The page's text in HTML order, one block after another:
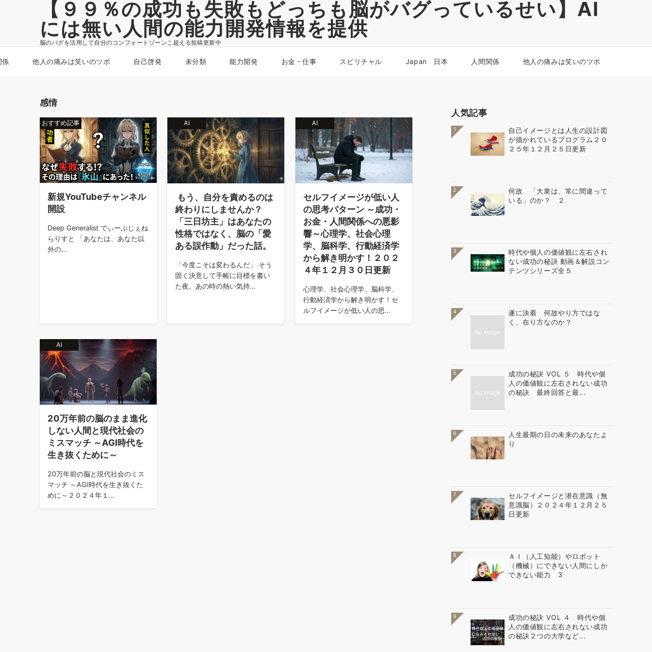
【９９％の成功も失敗もどっちも脳がバグっているせい】AI
には無い人間の能力開発情報を提供
脳のバグを活用して自分のコンフォートゾーンこ超える投稿更新中
係 他人の痛みは笑いのツボ 自己啓発 未分類 能力開発 お金・仕事 スピリチャル Japan 日本 人間関係 他人の痛みは笑いのツボ
感情
おすすめ記事
新規YouTubeチャンネル
開設
Deep Generalist でぃーぷじぇね
らりすと 「あなたは、あなた以
外の...
AI
もう、自分を責めるのは
終わりにしませんか？
「三日坊主」はあなたの
性格ではなく、脳の「愛
ある誤作動」だった話。
「今度こそは変わるんだ」 そう
固く決意して手帳に目標を書い
た夜。あの時の熱い気持...
AI
セルフイメージが低い人
の思考パターン ～成功・
お金・人間関係への悪影
響～心理学、社会心理
学、脳科学、行動経済学
から解き明かす！２０２
４年１２月３０日更新
心理学、社会心理学、脳科学、
行動経済学から解き明かす！セ
ルフイメージが低い人の思...
AI
20万年前の脳のまま進化
しない人間と現代社会の
ミスマッチ ～AGI時代を
生き抜くために～
20万年前の脳と現代社会のミス
マッチ ～AGI時代を生き抜くた
めに～２０２４年１...
人気記事
1
自己イメージとは人生の設計図
が描かれているプログラム２０
２５年１２月２５日更新
2
何故 「大衆は、常に間違って
いる」のか？ ２
3
時代や個人の価値観に左右され
ない成功の秘訣 動画＆解説コン
テンツシリーズ全５
4
遂に決着 何故やり方ではな
く、在り方なのか？
5
成功の秘訣 VOL ５ 時代や個
人の価値観に左右されない成功
の秘訣 最終回答と最...
6
人生最期の日の未来のあなたよ
り
7
セルフイメージと潜在意識（無
意識脳）２０２４年１２月２５
日更新
8
ＡＩ（人工知能）やロボット
（機械）にできない人間にしか
できない能力 3
9
成功の秘訣 VOL ４ 時代や個
人の価値観に左右されない成功
の秘訣２つの大学など...